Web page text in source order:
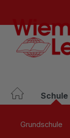
Schule
Grundschule